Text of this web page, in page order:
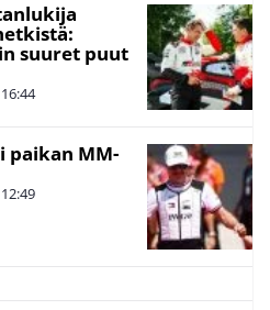
suuret puut
16:44
paikan MM-
12:49